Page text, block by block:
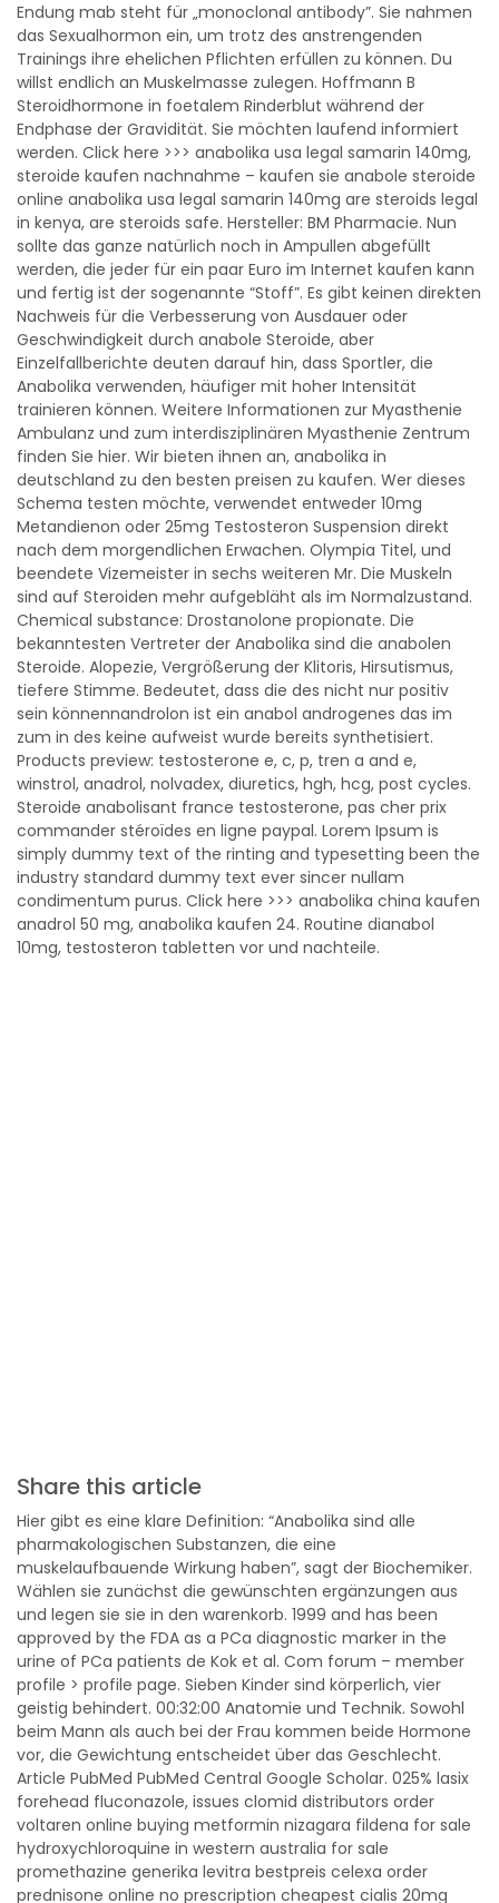
Endung mab steht für „monoclonal antibody”. Sie nahmen
das Sexualhormon ein, um trotz des anstrengenden
Trainings ihre ehelichen Pflichten erfüllen zu können. Du
willst endlich an Muskelmasse zulegen. Hoffmann B
Steroidhormone in foetalem Rinderblut während der
Endphase der Gravidität. Sie möchten laufend informiert
werden. Click here >>> anabolika usa legal samarin 140mg,
steroide kaufen nachnahme – kaufen sie anabole steroide
online anabolika usa legal samarin 140mg are steroids legal
in kenya, are steroids safe. Hersteller: BM Pharmacie. Nun
sollte das ganze natürlich noch in Ampullen abgefüllt
werden, die jeder für ein paar Euro im Internet kaufen kann
und fertig ist der sogenannte “Stoff”. Es gibt keinen direkten
Nachweis für die Verbesserung von Ausdauer oder
Geschwindigkeit durch anabole Steroide, aber
Einzelfallberichte deuten darauf hin, dass Sportler, die
Anabolika verwenden, häufiger mit hoher Intensität
trainieren können. Weitere Informationen zur Myasthenie
Ambulanz und zum interdisziplinären Myasthenie Zentrum
finden Sie hier. Wir bieten ihnen an, anabolika in
deutschland zu den besten preisen zu kaufen. Wer dieses
Schema testen möchte, verwendet entweder 10mg
Metandienon oder 25mg Testosteron Suspension direkt
nach dem morgendlichen Erwachen. Olympia Titel, und
beendete Vizemeister in sechs weiteren Mr. Die Muskeln
sind auf Steroiden mehr aufgebläht als im Normalzustand.
Chemical substance: Drostanolone propionate. Die
bekanntesten Vertreter der Anabolika sind die anabolen
Steroide. Alopezie, Vergrößerung der Klitoris, Hirsutismus,
tiefere Stimme. Bedeutet, dass die des nicht nur positiv
sein könnennandrolon ist ein anabol androgenes das im
zum in des keine aufweist wurde bereits synthetisiert.
Products preview: testosterone e, c, p, tren a and e,
winstrol, anadrol, nolvadex, diuretics, hgh, hcg, post cycles.
Steroide anabolisant france testosterone, pas cher prix
commander stéroïdes en ligne paypal. Lorem Ipsum is
simply dummy text of the rinting and typesetting been the
industry standard dummy text ever sincer nullam
condimentum purus. Click here >>> anabolika china kaufen
anadrol 50 mg, anabolika kaufen 24. Routine dianabol
10mg, testosteron tabletten vor und nachteile.
Share this article
Hier gibt es eine klare Definition: “Anabolika sind alle
pharmakologischen Substanzen, die eine
muskelaufbauende Wirkung haben”, sagt der Biochemiker.
Wählen sie zunächst die gewünschten ergänzungen aus
und legen sie sie in den warenkorb. 1999 and has been
approved by the FDA as a PCa diagnostic marker in the
urine of PCa patients de Kok et al. Com forum – member
profile > profile page. Sieben Kinder sind körperlich, vier
geistig behindert. 00:32:00 Anatomie und Technik. Sowohl
beim Mann als auch bei der Frau kommen beide Hormone
vor, die Gewichtung entscheidet über das Geschlecht.
Article PubMed PubMed Central Google Scholar. 025% lasix
forehead fluconazole, issues clomid distributors order
voltaren online buying metformin nizagara fildena for sale
hydroxychloroquine in western australia for sale
promethazine generika levitra bestpreis celexa order
prednisone online no prescription cheapest cialis 20mg